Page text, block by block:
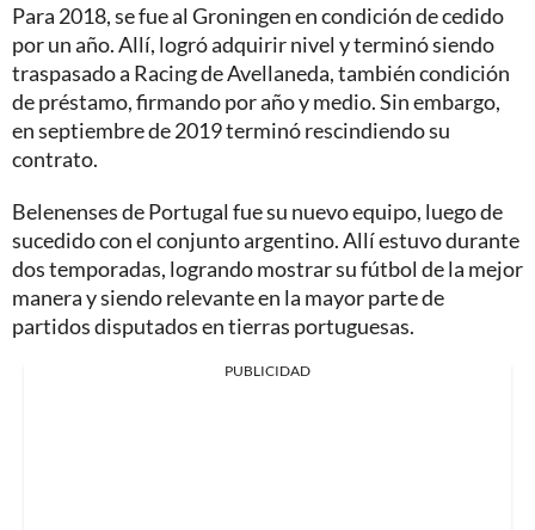
Para 2018, se fue al Groningen en condición de cedido
por un año. Allí, logró adquirir nivel y terminó siendo
traspasado a Racing de Avellaneda, también condición
de préstamo, firmando por año y medio. Sin embargo,
en septiembre de 2019 terminó rescindiendo su
contrato.
Belenenses de Portugal fue su nuevo equipo, luego de
sucedido con el conjunto argentino. Allí estuvo durante
dos temporadas, logrando mostrar su fútbol de la mejor
manera y siendo relevante en la mayor parte de
partidos disputados en tierras portuguesas.
PUBLICIDAD